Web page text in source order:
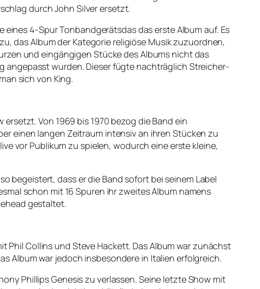
durch John Silver ersetzt.
4-Spur Tonbandgerätsdas das erste Album auf. Es
das Album der Kategorie religiöse Musik zuzuordnen,
und eingängigen Stücke des Albums nicht das
angepasst wurden. Dieser fügte nachträglich Streicher-
sich von King.
Von 1969 bis 1970 bezog die Band ein
einen langen Zeitraum intensiv an ihren Stücken zu
vor Publikum zu spielen, wodurch eine erste kleine,
begeistert, dass er die Band sofort bei seinem Label
schon mit 16 Spuren ihr zweites Album namens
gestaltet.
Phil Collins und Steve Hackett. Das Album war zunächst
Album war jedoch insbesondere in Italien erfolgreich.
Phillips Genesis zu verlassen. Seine letzte Show mit